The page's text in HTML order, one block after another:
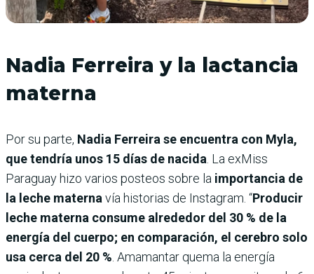
Nadia Ferreira y la lactancia
materna
Por su parte, Nadia Ferreira se encuentra con Myla,
que tendría unos 15 días de nacida . La exMiss
Paraguay hizo varios posteos sobre la importancia de
la leche materna vía historias de Instagram. “Producir
leche materna consume alrededor del 30 % de la
energía del cuerpo; en comparación, el cerebro solo
usa cerca del 20 % . Amamantar quema la energía